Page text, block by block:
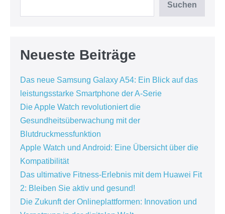
Suchen
Neueste Beiträge
Das neue Samsung Galaxy A54: Ein Blick auf das
leistungsstarke Smartphone der A-Serie
Die Apple Watch revolutioniert die
Gesundheitsüberwachung mit der
Blutdruckmessfunktion
Apple Watch und Android: Eine Übersicht über die
Kompatibilität
Das ultimative Fitness-Erlebnis mit dem Huawei Fit
2: Bleiben Sie aktiv und gesund!
Die Zukunft der Onlineplattformen: Innovation und